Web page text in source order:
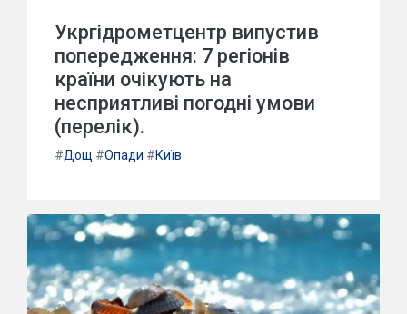
Укргідрометцентр випустив
попередження: 7 регіонів
країни очікують на
несприятливі погодні умови
(перелік).
#Дощ #Опади #Київ